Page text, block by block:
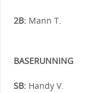
2B:Mann T.
BASERUNNING
SB:Handy V.